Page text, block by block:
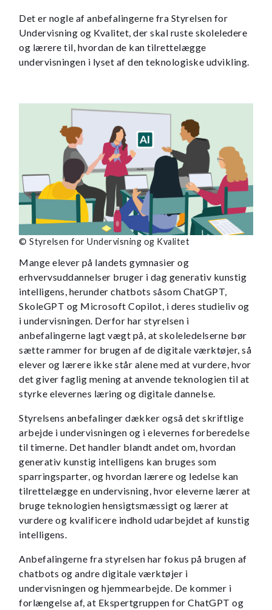
Det er nogle af anbefalingerne fra Styrelsen for
Undervisning og Kvalitet, der skal ruste skoleledere
og lærere til, hvordan de kan tilrettelægge
undervisningen i lyset af den teknologiske udvikling.
© Styrelsen for Undervisning og Kvalitet
Mange elever på landets gymnasier og
erhvervsuddannelser bruger i dag generativ kunstig
intelligens, herunder chatbots såsom ChatGPT,
SkoleGPT og Microsoft Copilot, i deres studieliv og
i undervisningen. Derfor har styrelsen i
anbefalingerne lagt vægt på, at skoleledelserne bør
sætte rammer for brugen af de digitale værktøjer, så
elever og lærere ikke står alene med at vurdere, hvor
det giver faglig mening at anvende teknologien til at
styrke elevernes læring og digitale dannelse.
Styrelsens anbefalinger dækker også det skriftlige
arbejde i undervisningen og i elevernes forberedelse
til timerne. Det handler blandt andet om, hvordan
generativ kunstig intelligens kan bruges som
sparringsparter, og hvordan lærere og ledelse kan
tilrettelægge en undervisning, hvor eleverne lærer at
bruge teknologien hensigtsmæssigt og lærer at
vurdere og kvalificere indhold udarbejdet af kunstig
intelligens.
Anbefalingerne fra styrelsen har fokus på brugen af
chatbots og andre digitale værktøjer i
undervisningen og hjemmearbejde. De kommer i
forlængelse af, at Ekspertgruppen for ChatGPT og